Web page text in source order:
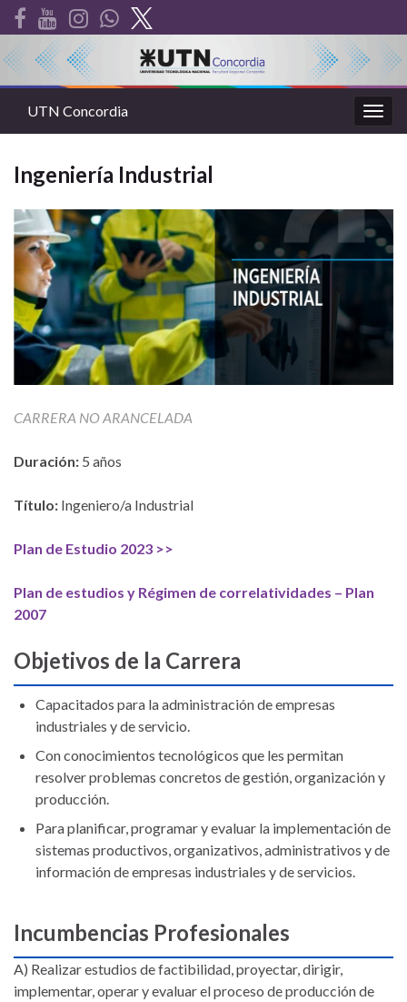
la
UTN Concordia
Ingeniería Industrial
CARRERA NO ARANCELADA
Duración: 5 años
Título: Ingeniero/a Industrial
Plan de Estudio 2023 >>
Plan de estudios y Régimen de correlatividades – Plan
2007
Objetivos de la Carrera
Capacitados para la administración de empresas
industriales y de servicio.
Con conocimientos tecnológicos que les permitan
resolver problemas concretos de gestión, organización y
producción.
Para planificar, programar y evaluar la implementación de
sistemas productivos, organizativos, administrativos y de
información de empresas industriales y de servicios.
Incumbencias Profesionales
A) Realizar estudios de factibilidad, proyectar, dirigir,
implementar, operar y evaluar el proceso de producción de